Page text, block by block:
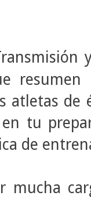
atletas de
tu
de
mucha